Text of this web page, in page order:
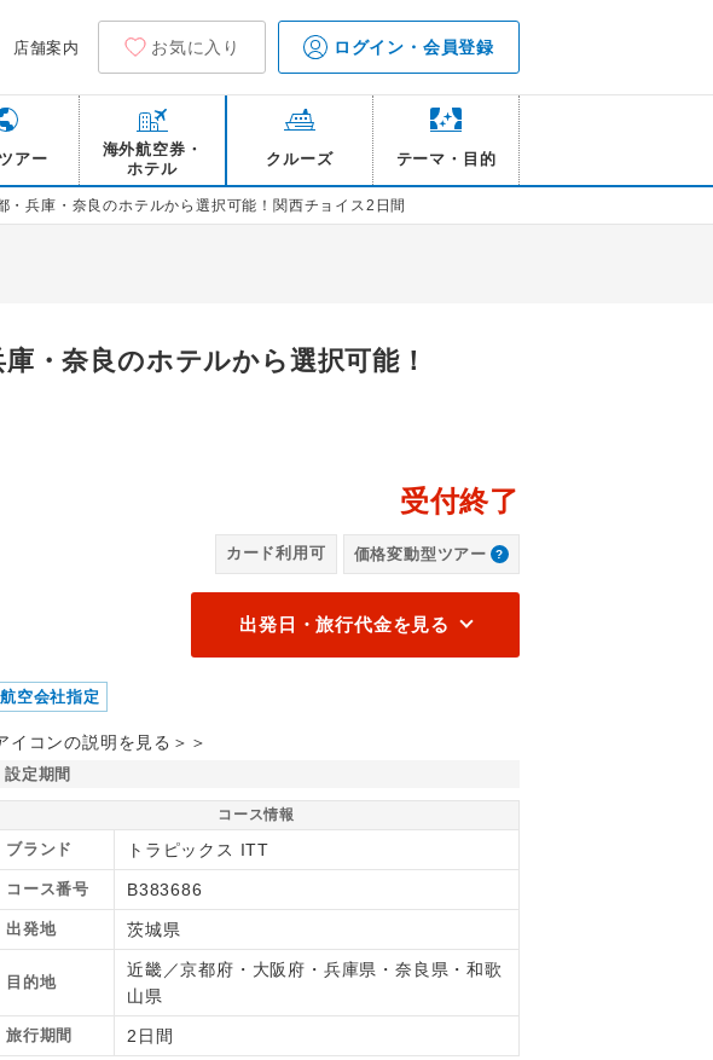
店舗案内 お気に入り ログイン・会員登録
アー
海外航空券・
ホテル
クルーズ テーマ・目的
兵庫・奈良のホテルから選択可能！関西チョイス2日間
・奈良のホテルから選択可能！
受付終了
カード利用可 価格変動型ツアー
出発日・旅行代金を見る
航空会社指定
イコンの説明を見る＞＞
設定期間
コース情報
ブランド トラピックス ITT
コース番号 B383686
出発地 茨城県
目的地
近畿／京都府・大阪府・兵庫県・奈良県・和歌
山県
旅行期間 2日間